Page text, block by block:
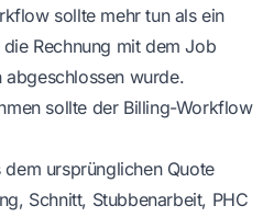
sollte mehr tun als ein
Rechnung mit dem Job
wurde.
sollte der Billing-Workflow
ursprünglichen Quote
Schnitt, Stubbenarbeit, PHC